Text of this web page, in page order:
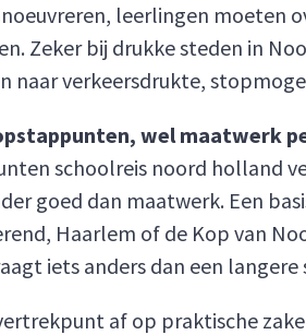
leerlingen moeten
Zeker bij drukke steden in
naar verkeersdrukte,
wel maatwerk
schoolreis noord holland
goed dan maatwerk. Een
Haarlem of de Kop van
iets anders dan een
af op praktische